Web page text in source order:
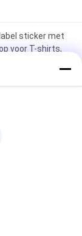
sticker met
voor T-shirts,
tandenborstel